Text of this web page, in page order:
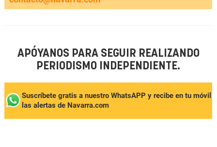
APÓYANOS PARA SEGUIR REALIZANDO
PERIODISMO INDEPENDIENTE.
Suscríbete gratis a nuestro WhatsAPP y recibe en tu móvil
las alertas de Navarra.com